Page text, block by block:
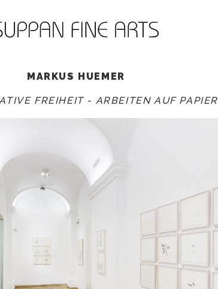
MARKUS HUEMER
FREIHEIT - ARBEITEN AUF PAPIER